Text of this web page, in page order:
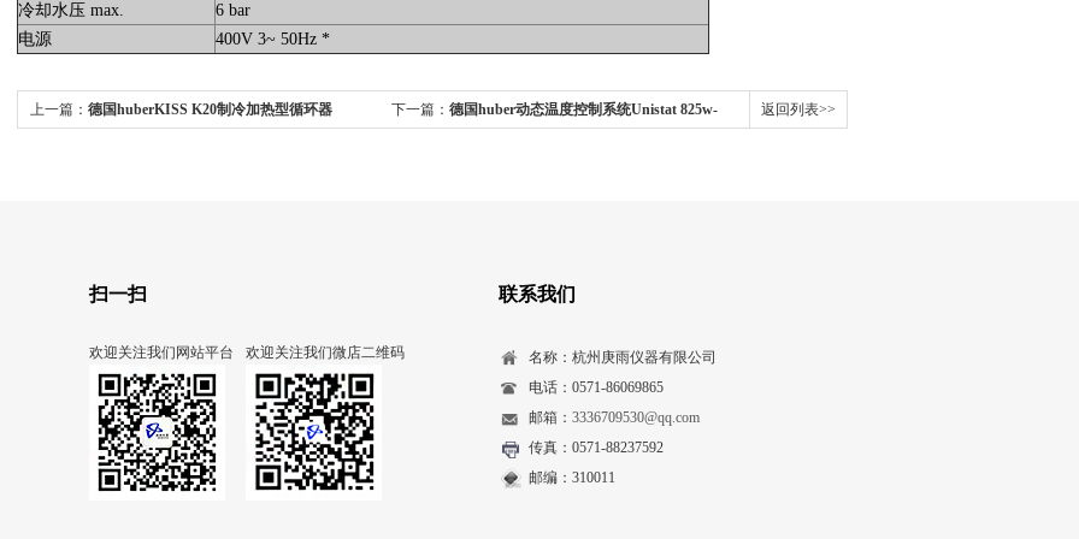
冷却水压 max.
6 bar
电源
400V 3~ 50Hz *
上一篇： 德国huberKISS K20制冷加热型循环器 下一篇： 德国huber动态温度控制系统Unistat 825w- 返回列表>>
扫一扫
欢迎关注我们网站平台 欢迎关注我们微店二维码
联系我们
名称：杭州庚雨仪器有限公司
电话：0571-86069865
邮箱： 3336709530@qq.com
传真：0571-88237592
邮编：310011